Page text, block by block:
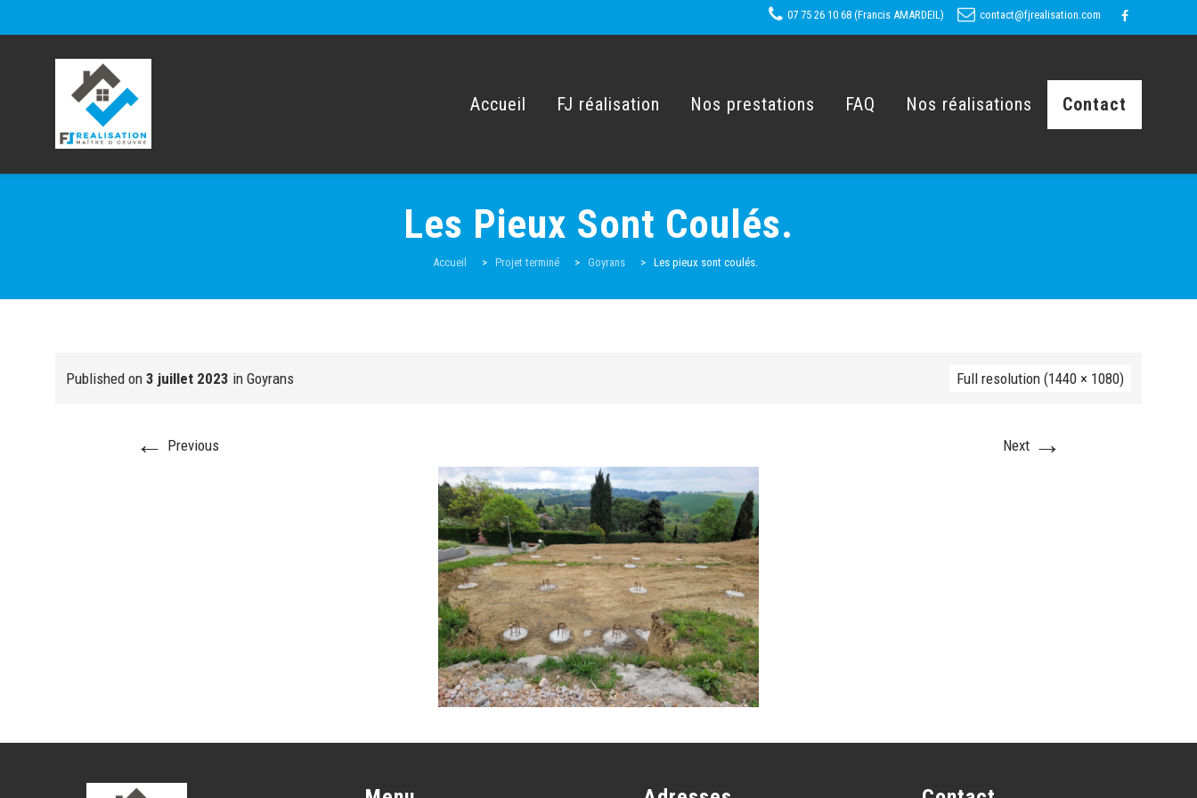
07 75 26 10 68 (Francis AMARDEIL) contact@fjrealisation.com
contentAccueil FJ réalisation Nos prestations FAQ Nos réalisations Contact
Les Pieux Sont Coulés.
Accueil > Projet terminé > Goyrans > Les pieux sont coulés.
Published on 3 juillet 2023 in Goyrans Full resolution (1440 × 1080)
← Previous Next →